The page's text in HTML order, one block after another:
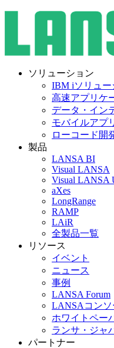
ソリューション
IBM iソリュー
高速アプリケ
データ・イン
モバイルアプ
ローコード開
製品
LANSA BI
Visual LANSA
Visual LANSA
aXes
LongRange
RAMP
LAiR
全製品一覧
リソース
イベント
ニュース
事例
LANSA Forum
LANSAコンソ
ホワイトペー
ランサ・ジャ
パートナー